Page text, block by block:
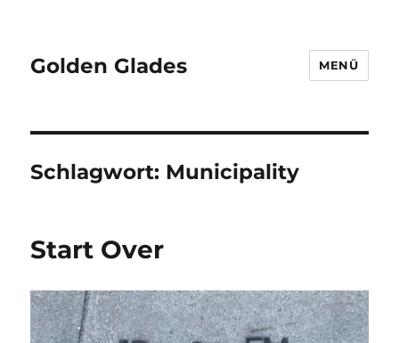
Golden Glades MENÜ
Schlagwort: Municipality
Start Over